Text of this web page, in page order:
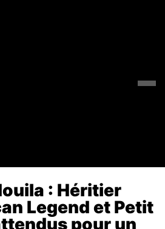
: Héritier
Legend et Petit
pour un